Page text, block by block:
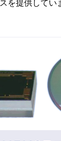
を提供してい